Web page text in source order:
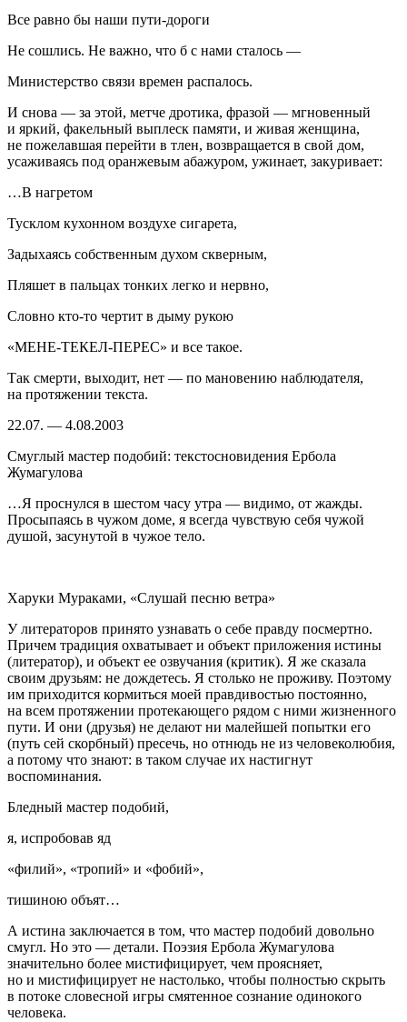
Все равно бы наши пути-дороги
Не сошлись. Не важно, что б с нами сталось —
Министерство связи времен распалось.
И снова — за этой, метче дротика, фразой — мгновенный
и яркий, факельный выплеск памяти, и живая женщина,
не пожелавшая перейти в тлен, возвращается в свой дом,
усаживаясь под оранжевым абажуром, ужинает, закуривает:
…В нагретом
Тусклом кухонном воздухе сигарета,
Задыхаясь собственным духом скверным,
Пляшет в пальцах тонких легко и нервно,
Словно кто-то чертит в дыму рукою
«МЕНЕ-ТЕКЕЛ-ПЕРЕС» и все такое.
Так смерти, выходит, нет — по мановению наблюдателя,
на протяжении текста.
22.07. — 4.08.2003
Смуглый мастер подобий: текстосновидения Ербола
Жумагулова
…Я проснулся в шестом часу утра — видимо, от жажды.
Просыпаясь в чужом доме, я всегда чувствую себя чужой
душой, засунутой в чужое тело.
Харуки Мураками, «Слушай песню ветра»
У литераторов принято узнавать о себе правду посмертно.
Причем традиция охватывает и объект приложения истины
(литератор), и объект ее озвучания (критик). Я же сказала
своим друзьям: не дождетесь. Я столько не проживу. Поэтому
им приходится кормиться моей правдивостью постоянно,
на всем протяжении протекающего рядом с ними жизненного
пути. И они (друзья) не делают ни малейшей попытки его
(путь сей скорбный) пресечь, но отнюдь не из человеколюбия,
а потому что знают: в таком случае их настигнут
воспоминания.
Бледный мастер подобий,
я, испробовав яд
«филий», «тропий» и «фобий»,
тишиною объят…
А истина заключается в том, что мастер подобий довольно
смугл. Но это — детали. Поэзия Ербола Жумагулова
значительно более мистифицирует, чем проясняет,
но и мистифицирует не настолько, чтобы полностью скрыть
в потоке словесной игры смятенное сознание одинокого
человека.